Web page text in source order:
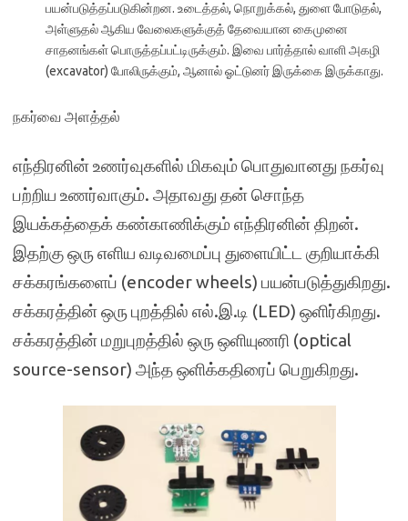
பயன்படுத்தப்படுகின்றன. உடைத்தல், நொறுக்கல், துளை போடுதல்,
அள்ளுதல் ஆகிய வேலைகளுக்குத் தேவையான கைமுனை
சாதனங்கள் பொருத்தப்பட்டிருக்கும். இவை பார்த்தால் வாளி அகழி
(excavator) போலிருக்கும், ஆனால் ஓட்டுனர் இருக்கை இருக்காது.
நகர்வை அளத்தல்
எந்திரனின் உணர்வுகளில் மிகவும் பொதுவானது நகர்வு
பற்றிய உணர்வாகும். அதாவது தன் சொந்த
இயக்கத்தைக் கண்காணிக்கும் எந்திரனின் திறன்.
இதற்கு ஒரு எளிய வடிவமைப்பு துளையிட்ட குறியாக்கி
சக்கரங்களைப் (encoder wheels) பயன்படுத்துகிறது.
சக்கரத்தின் ஒரு புறத்தில் எல்.இ.டி (LED) ஒளிர்கிறது.
சக்கரத்தின் மறுபுறத்தில் ஒரு ஒளியுணரி (optical
source-sensor) அந்த ஒளிக்கதிரைப் பெறுகிறது.